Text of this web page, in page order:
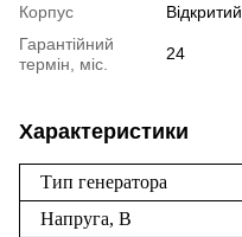
Корпус
Відкритий
Гарантійний
термін, міс.
24
Характеристики
Тип генератора
Напруга, В